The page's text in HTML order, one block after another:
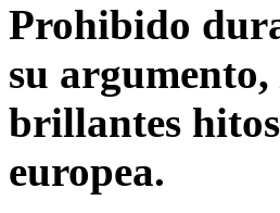
Prohibido
su argumento,
brillantes
europea.